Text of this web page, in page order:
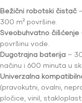
Bežični robotski čistač
300 m² površine.
Sveobuhvatno čišćenje
površinu vode.
Dugotrajna baterija –
načinu i 600 minuta u
Univerzalna
(pravokutni, ovalni,
pločice, vinil,